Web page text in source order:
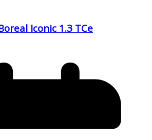
Iconic 1.3 TCe